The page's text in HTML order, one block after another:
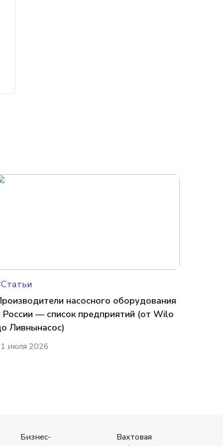
насосного оборудования
России — список предприятий (от Wilo
Ливнынасос)
июля 2026
Бизнес-
Вахтовая